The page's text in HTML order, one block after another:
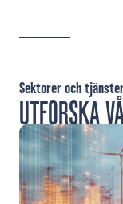
UTFORSKA
Sektorer och